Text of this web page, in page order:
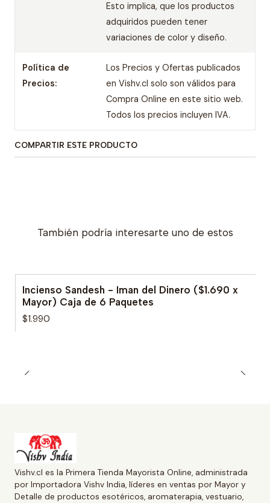
Esto implica, que los productos
adquiridos pueden tener
variaciones de color y diseño.
Política de
Precios:
Los Precios y Ofertas publicados
en Vishv.cl solo son válidos para
Compra Online en este sitio web.
Todos los precios incluyen IVA.
COMPARTIR ESTE PRODUCTO
También podría interesarte uno de estos
Incienso Sandesh - Iman del Dinero ($1.690 x
Mayor) Caja de 6 Paquetes
$1.990
Vishv.cl es la Primera Tienda Mayorista Online, administrada
por Importadora Vishv India, líderes en ventas por Mayor y
Detalle de productos esotéricos, aromaterapia, vestuario,